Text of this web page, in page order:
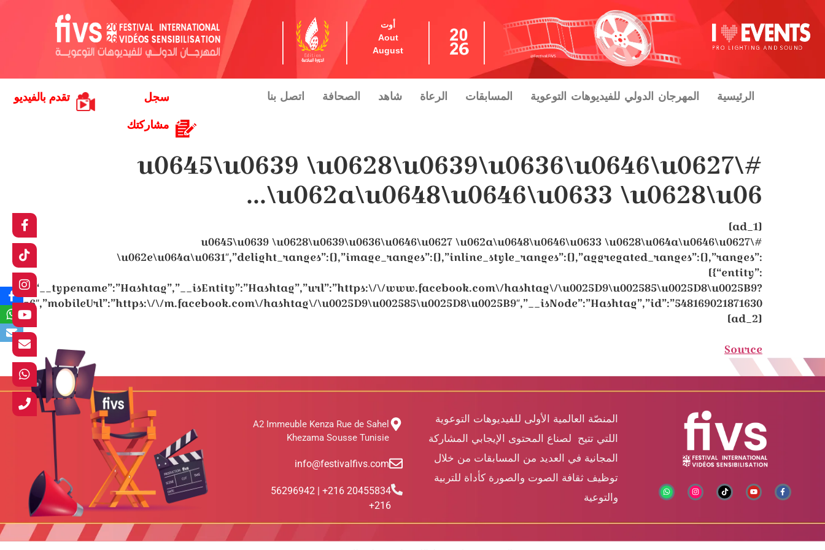
أوت
Aout
August
الرئيسية المهرجان الدولي للفيديوهات التوعوية المسابقات الرعاة شاهد الصحافة اتصل بنا سجل
مشاركتك
تقدم بالفيديو
#\u0645\u0639 \u0628\u0639\u0636\u0646\u0627
\u062a\u0648\u0646\u0633 \u0628\u06…
[ad_1]
#\u0645\u0639 \u0628\u0639\u0636\u0646\u0627 \u062a\u0648\u0646\u0633 \u0628\u064a\u0646\u0627
\u062e\u064a\u0631″,”delight_ranges”:[],”image_ranges”:[],”inline_style_ranges”:[],”aggregated_ranges”:[],”ranges”:
[{“entity”:
{“__typename”:”Hashtag”,”__isEntity”:”Hashtag”,”url”:”https:\/\/www.facebook.com\/hashtag\/\u0025D9\u002585\u0025D8\u0025B9?
\/m.facebook.com\/hashtag\/\u0025D9\u002585\u0025D8\u0025B9″,”__isNode”:”Hashtag”,”id”:”548169021871630
[ad_2]
Source
المنصّة العالمية الأولى للفيديوهات التوعوية
اللتي تتيح لصناع المحتوى الإيجابي المشاركة
المجانية في العديد من المسابقات من خلال
توظيف ثقافة الصوت والصورة كأداة للتربية
والتوعية
A2 Immeuble Kenza Rue de Sahel
Khezama Sousse Tunisie
info@festivalfivs.com
20455834 216+ | 56296942
216+